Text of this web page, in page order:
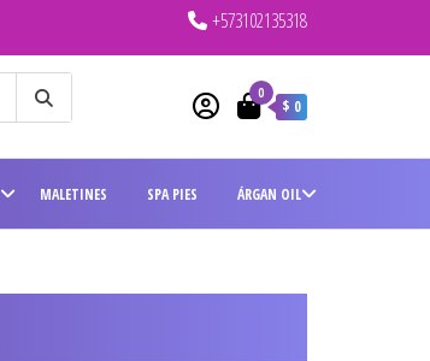
+573102135318
0
$ 0
MALETINES SPA PIES ÁRGAN OIL